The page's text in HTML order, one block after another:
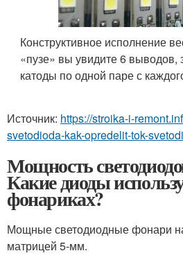
Конструктивное исполнение
«пузе» вы увидите 6 выводов,
катоды по одной паре с
Источник: https://stroika-i-
svetodioda-kak-opredelit-tok-
Мощность
Какие диоды
фонариках?
Мощные светодиодные фонари
матрицей 5-мм.